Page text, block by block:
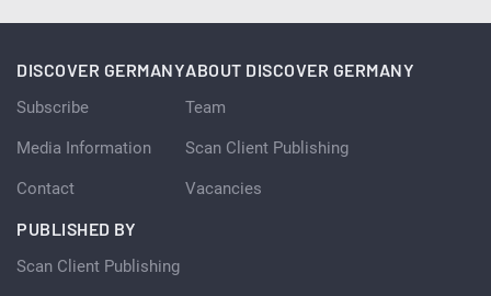
DISCOVER GERMANY
Subscribe
Media Information
Contact
ABOUT DISCOVER GERMANY
Team
Scan Client Publishing
Vacancies
PUBLISHED BY
Scan Client Publishing